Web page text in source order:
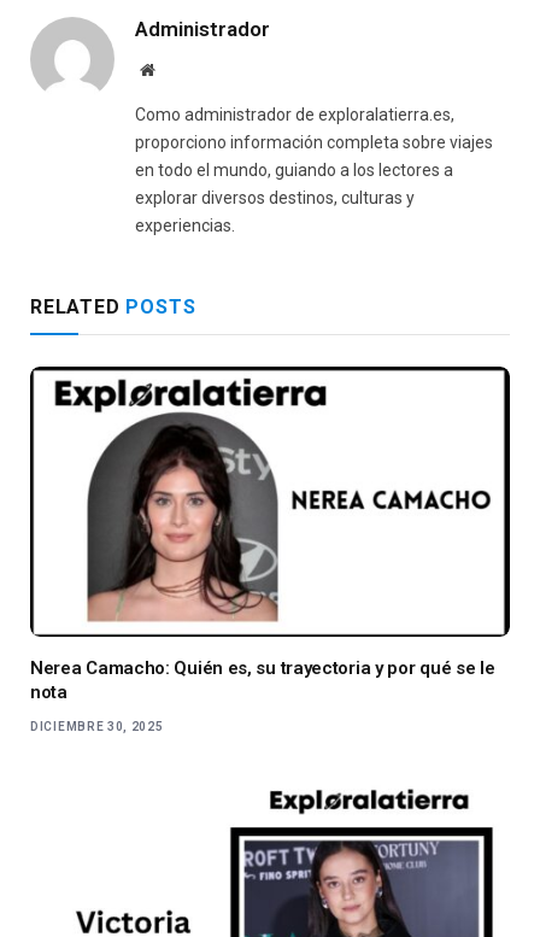
Administrador
Website
Como administrador de exploralatierra.es,
proporciono información completa sobre viajes
en todo el mundo, guiando a los lectores a
explorar diversos destinos, culturas y
experiencias.
RELATED POSTS
Nerea Camacho: Quién es, su trayectoria y por qué se le
nota
DICIEMBRE 30, 2025